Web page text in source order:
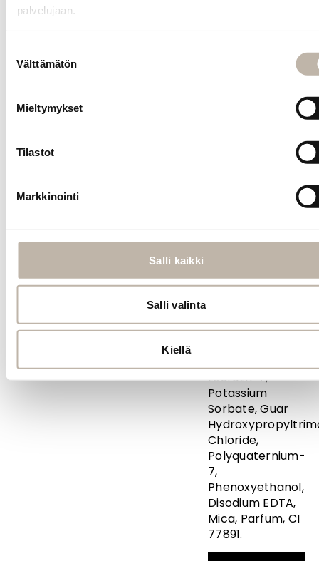
palvelujaan.
valinta
Välttämätön
Mieltymykset
Tilastot
Markkinointi
Salli kaikki
Salli valinta
Kiellä
Isododecane,
Behentrimonium
Aminopropanediol
Esters, Caprylyl
Wheat Amino
74, Zea Mays
Laureth-7,
Potassium
Sorbate, Guar
Chloride,
Polyquaternium-
7,
Phenoxyethanol,
Disodium EDTA,
Mica, Parfum, CI
77891.